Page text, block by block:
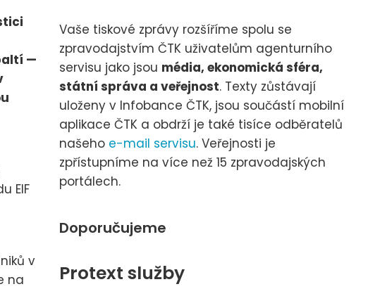
—
EIF
v
na
Vaše tiskové zprávy rozšíříme spolu se
zpravodajstvím ČTK uživatelům agenturního
servisu jako jsou média, ekonomická sféra,
státní správa a veřejnost. Texty zůstávají
uloženy v Infobance ČTK, jsou součástí mobilní
aplikace ČTK a obdrží je také tisíce odběratelů
našeho e-mail servisu. Veřejnosti je
zpřístupníme na více než 15 zpravodajských
portálech.
Doporučujeme
Protext služby